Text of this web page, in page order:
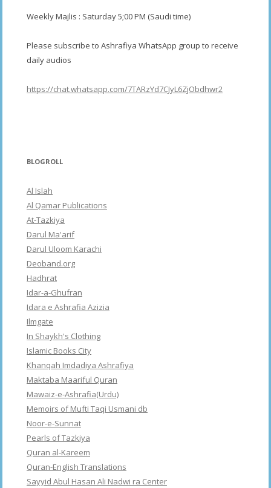
Weekly Majlis : Saturday 5;00 PM (Saudi time)
Please subscribe to Ashrafiya WhatsApp group to receive
daily audios
https://chat.whatsapp.com/7TARzYd7CJyL6ZjObdhwr2
BLOGROLL
Al Islah
Al Qamar Publications
At-Tazkiya
Darul Ma'arif
Darul Uloom Karachi
Deoband.org
Hadhrat
Idar-a-Ghufran
Idara e Ashrafia Azizia
Ilmgate
In Shaykh's Clothing
Islamic Books City
Khanqah Imdadiya Ashrafiya
Maktaba Maariful Quran
Mawaiz-e-Ashrafia(Urdu)
Memoirs of Mufti Taqi Usmani db
Noor-e-Sunnat
Pearls of Tazkiya
Quran al-Kareem
Quran-English Translations
Sayyid Abul Hasan Ali Nadwi ra Center